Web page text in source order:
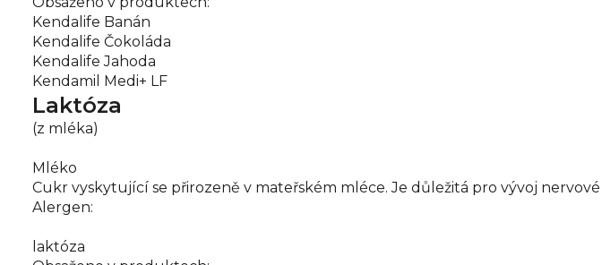
Kendalife Banán
Kendalife Čokoláda
Kendalife Jahoda
Kendamil Medi+ LF
Laktóza
(z mléka)
Mléko
Cukr vyskytující se přirozeně v mateřském mléce. Je důležitá pro vývoj
Alergen:
laktóza